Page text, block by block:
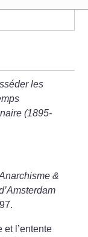
les
(1895-
&
et l’entente